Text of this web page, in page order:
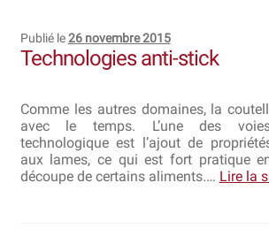
Publié le26 novembre 2015
Technologies anti-stick
Comme les autres domaines, la
avec le temps. L’une des voies
technologique est l’ajout de
aux lames, ce qui est fort pratique
découpe de certains aliments.… Lire la